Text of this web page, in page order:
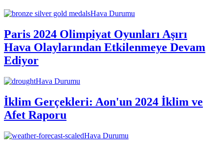
Hava Durumu
Paris 2024 Olimpiyat Oyunları Aşırı
Hava Olaylarından Etkilenmeye Devam
Ediyor
Hava Durumu
İklim Gerçekleri: Aon'un 2024 İklim ve
Afet Raporu
Hava Durumu